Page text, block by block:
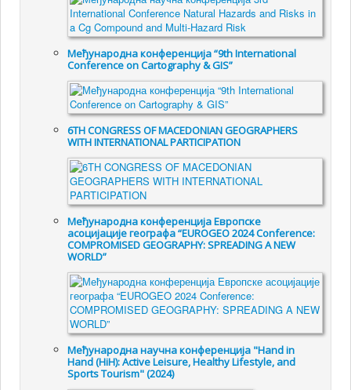
Међународна конференција “9th International
Conference on Cartography & GIS”
6TH CONGRESS OF MACEDONIAN GEOGRAPHERS
WITH INTERNATIONAL PARTICIPATION
Међународна конференција Европске
асоцијације географа “EUROGEO 2024 Conference:
COMPROMISED GEOGRAPHY: SPREADING A NEW
WORLD”
Међународна научна конференција "Hand in
Hand (HiH): Active Leisure, Healthy Lifestyle, and
Sports Tourism" (2024)